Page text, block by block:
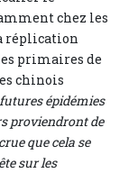
chez les
réplication
primaires de
chinois
épidémies
proviendront de
que cela se
sur les